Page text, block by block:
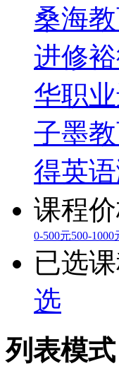
桑海
进修
华职
子墨
得英语
课程价
0-500元500-1000
已选课
选
列表模式